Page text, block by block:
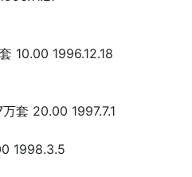
10.00 1996.12.18
套 20.00 1997.7.1
枚 1.00 1998.3.5